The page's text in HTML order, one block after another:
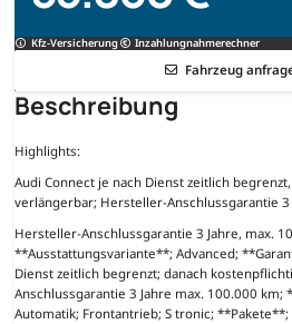
Kfz-Versicherung Inzahlungnahmerechner
Fahrzeug
Beschreibung
Highlights:
Audi Connect je nach Dienst zeitlich
verlängerbar; Hersteller-Anschlussgarantie 3
Hersteller-Anschlussgarantie 3 Jahre, max.
**Ausstattungsvariante**; Advanced;
Dienst zeitlich begrenzt; danach
Anschlussgarantie 3 Jahre max. 100.000
Automatik; Frontantrieb; S tronic; **Pakete**;